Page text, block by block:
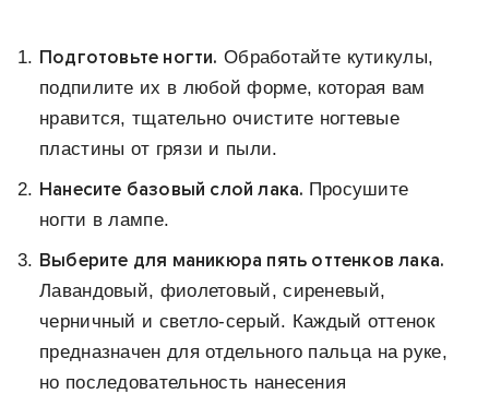
Подготовьте ногти. Обработайте кутикулы,
подпилите их в любой форме, которая вам
нравится, тщательно очистите ногтевые
пластины от грязи и пыли.
Нанесите базовый слой лака. Просушите
ногти в лампе.
Выберите для маникюра пять оттенков лака.
Лавандовый, фиолетовый, сиреневый,
черничный и светло-серый. Каждый оттенок
предназначен для отдельного пальца на руке,
но последовательность нанесения